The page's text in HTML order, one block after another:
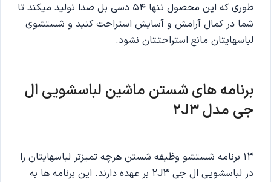
طوری که این محصول تنها 54 دسی بل صدا تولید میکند تا
شما در کمال آرامش و آسایش استراحت کنید و شستشوی
لباسهایتان مانع استراحتتان نشود.
برنامه های شستن ماشین لباسشویی ال
جی مدل 2J3
13 برنامه شستشو وظیفه شستن هرچه تمیزتر لباسهایتان را
در لباسشویی ال جی 2J3 بر عهده دارند. این برنامه ها به